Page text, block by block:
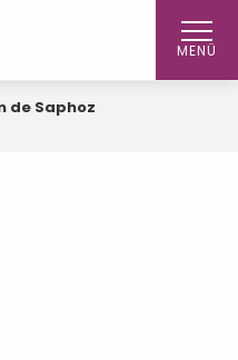
MENÜ
de Saphoz